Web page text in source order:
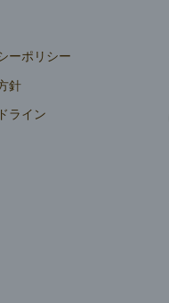
ーポリシー
針
ライン